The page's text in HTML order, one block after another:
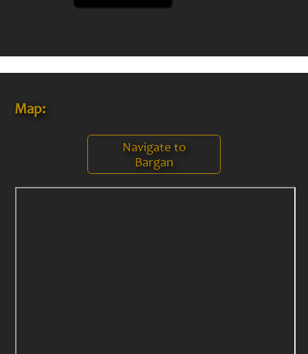
Map:
Navigate to
Bargan